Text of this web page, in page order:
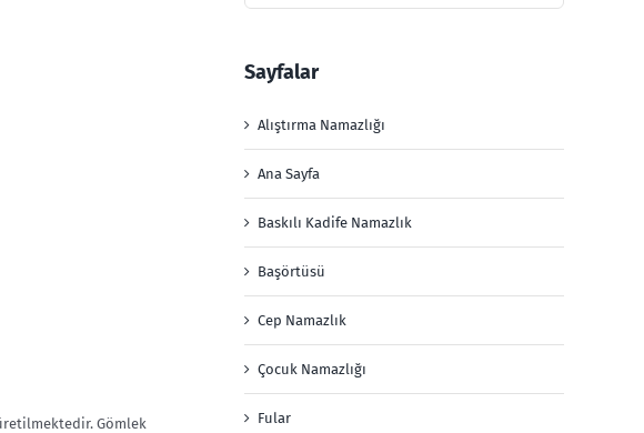
Gömlek
Sayfalar
Alıştırma Namazlığı
Ana Sayfa
Baskılı Kadife Namazlık
Başörtüsü
Cep Namazlık
Çocuk Namazlığı
Fular